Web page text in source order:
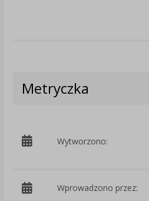
Metryczka
Wytworzono:
Wprowadzono przez: